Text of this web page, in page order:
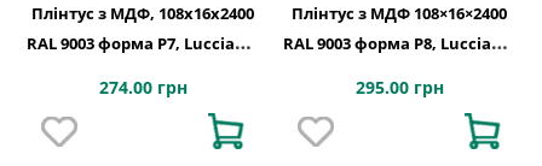
Плінтус з МДФ, 108x16x2400
RAL 9003 форма P7, Lucciano,
274.00 грн
Плінтус з МДФ 108×16×2400
RAL 9003 форма P8, Lucciano,
295.00 грн